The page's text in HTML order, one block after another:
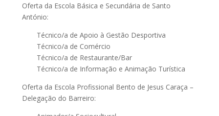
Oferta da Escola Básica e Secundária de Santo
António:
Técnico/a de Apoio à Gestão Desportiva
Técnico/a de Comércio
Técnico/a de Restaurante/Bar
Técnico/a de Informação e Animação Turística
Oferta da Escola Profissional Bento de Jesus Caraça –
Delegação do Barreiro: